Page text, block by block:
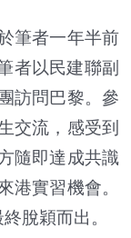
筆者一年半前
者以民建聯副
訪問巴黎。參
交流，感受到
隨即達成共識
實習機會。
脫穎而出。